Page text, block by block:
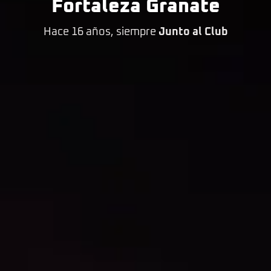
Fortaleza Granate
Hace 16 años, siempre Junto al Club